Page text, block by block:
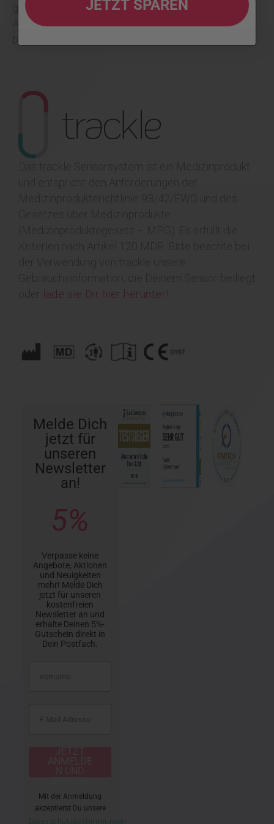
gesetzliche, satzungsmäßige oder vertragliche
Aufbewahrungsfristen entgegenstehen, werden die
lade sie Dir hier herunter
Melde Dich
jetzt für
unseren
Newsletter
an!
5%
Verpasse keine
Angebote, Aktionen
und Neuigkeiten
mehr! Melde Dich
jetzt für unseren
kostenfreien
Newsletter an und
erhalte Deinen 5%-
Gutschein direkt in
Dein Postfach.
Mit der Anmeldung
akzeptierst Du unsere
Datenschutzbestimmungen
JETZT SPAREN